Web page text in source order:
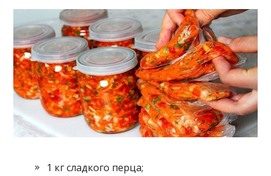
1 кг сладкого перца;